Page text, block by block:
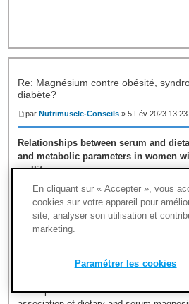
Re: Magnésium contre obésité,
diabète?
parNutrimuscle-Conseils » 5 Fév 2023 13:23
Relationships between serum and
and metabolic parameters in women
mellitus
Emine Kocyigit Clin Nutr February 03, 2023
Background & Aims
Magnesium and calcium are essential
activities that modulate essential
Hypomagnesemia occurs in patients
mellitus (T2DM), especially those with
Dietary magnesium and calcium intake
development of T2DM. This research
En cliquant sur « Accepter », vous
cookies sur votre appareil pour
site, analyser son utilisation et
marketing.
Paramétrer les cookies